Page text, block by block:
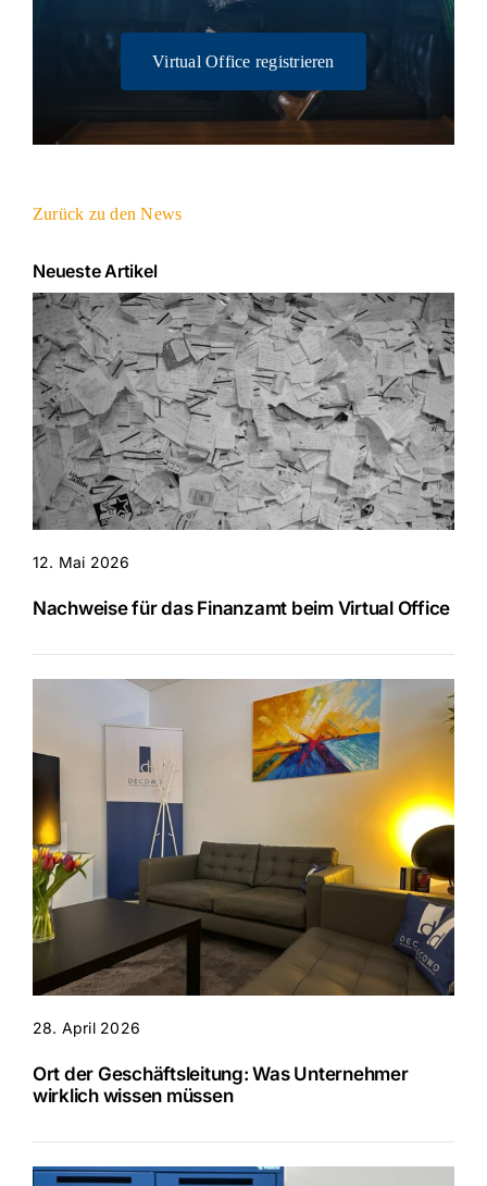
Virtual Office registrieren
Zurück zu den News
Neueste Artikel
12. Mai 2026
Nachweise für das Finanzamt beim Virtual Office
28. April 2026
Ort der Geschäftsleitung: Was Unternehmer
wirklich wissen müssen